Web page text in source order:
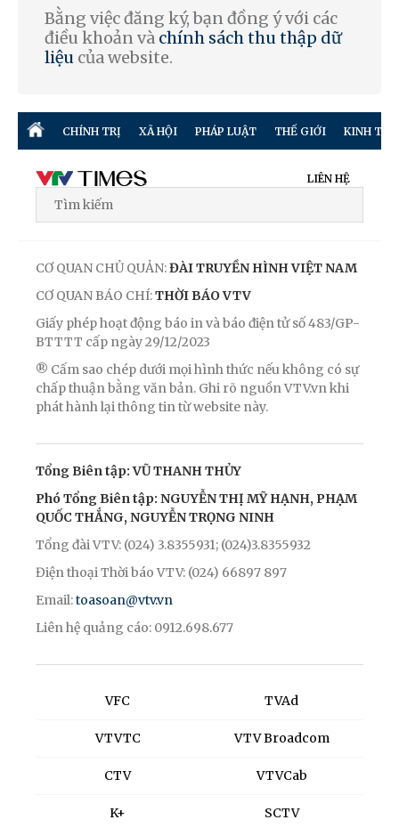
Bằng việc đăng ký, bạn đồng ý với các
điều khoản và chính sách thu thập dữ
liệu của website.
CHÍNH TRỊ XÃ HỘI PHÁP LUẬT THẾ GIỚI KINH TẾ
LIÊN HỆ
CƠ QUAN CHỦ QUẢN:ĐÀI TRUYỀN HÌNH VIỆT NAM
CƠ QUAN BÁO CHÍ:THỜI BÁO VTV
Giấy phép hoạt động báo in và báo điện tử số 483/GP-
BTTTT cấp ngày 29/12/2023
® Cấm sao chép dưới mọi hình thức nếu không có sự
chấp thuận bằng văn bản. Ghi rõ nguồn VTV.vn khi
phát hành lại thông tin từ website này.
Tổng Biên tập: VŨ THANH THỦY
Phó Tổng Biên tập: NGUYỄN THỊ MỸ HẠNH, PHẠM
QUỐC THẮNG, NGUYỄN TRỌNG NINH
Tổng đài VTV: (024) 3.8355931; (024)3.8355932
Điện thoại Thời báo VTV: (024) 66897 897
Email:toasoan@vtv.vn
Liên hệ quảng cáo: 0912.698.677
VFC
VTVTC
CTV
K+
TVAd
VTV Broadcom
VTVCab
SCTV